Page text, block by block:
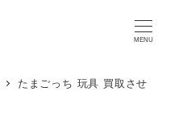
MENU
たまごっち 玩具 買取させ